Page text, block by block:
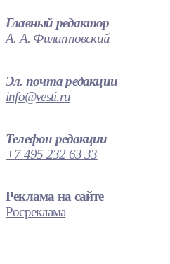
Главный редактор
А. А. Филипповский
Эл. почта редакции
info@vesti.ru
Телефон редакции
+7 495 232 63 33
Реклама на сайте
Росреклама